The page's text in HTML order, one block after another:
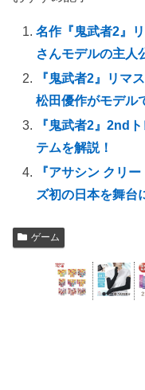
名作『鬼武者2』
さんモデルの主人
『鬼武者2』リマ
松田優作がモデル
『鬼武者2』2nd
テムを解説！
『アサシン クリ
ズ初の日本を舞台
ゲーム